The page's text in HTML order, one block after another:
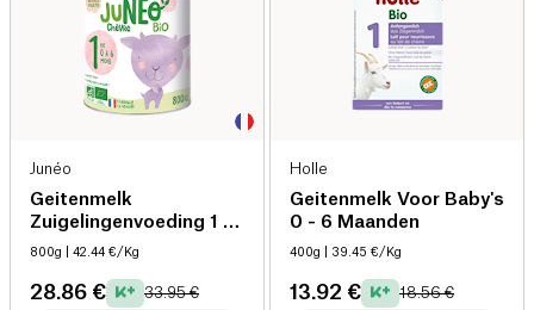
Junéo
Geitenmelk
Zuigelingenvoeding 1 0-
6 maanden bio
800g | 42.44 €/Kg
28.86 € 33.95 €
Holle
Geitenmelk Voor Baby's
0 - 6 Maanden
400g | 39.45 €/Kg
13.92 € 18.56 €